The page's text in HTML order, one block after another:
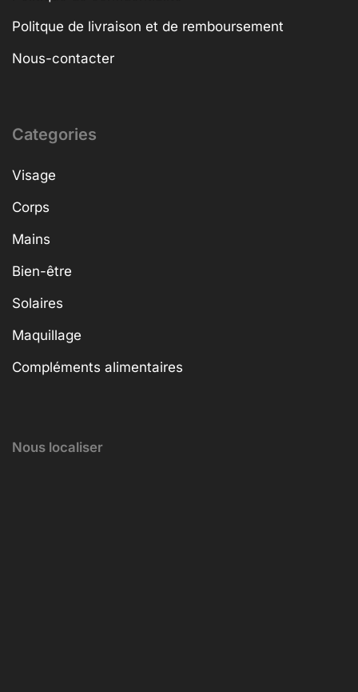
Politque de livraison et de remboursement
Nous-contacter
Categories
Visage
Corps
Mains
Bien-être
Solaires
Maquillage
Compléments alimentaires
Nous localiser